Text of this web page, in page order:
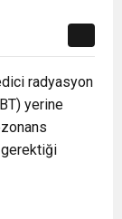
radyasyon
yerine